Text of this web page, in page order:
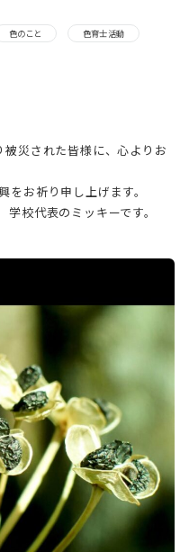
色のこと 色育士活動
災された皆様に、心よりお
お祈り申し上げます。
校代表のミッキーです。